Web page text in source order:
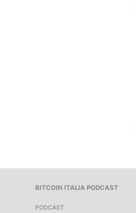
BITCOIN ITALIA PODCAST
PODCAST